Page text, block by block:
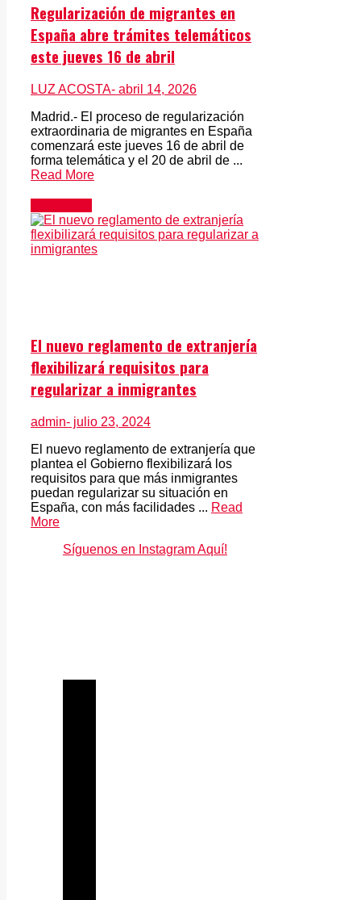
Regularización de migrantes en
España abre trámites telemáticos
este jueves 16 de abril
LUZ ACOSTA- abril 14, 2026
Madrid.- El proceso de regularización
extraordinaria de migrantes en España
comenzará este jueves 16 de abril de
forma telemática y el 20 de abril de ...
Read More
El nuevo reglamento de extranjería
flexibilizará requisitos para
regularizar a inmigrantes
admin- julio 23, 2024
El nuevo reglamento de extranjería que
plantea el Gobierno flexibilizará los
requisitos para que más inmigrantes
puedan regularizar su situación en
España, con más facilidades ... Read
More
Síguenos en Instagram Aquí!